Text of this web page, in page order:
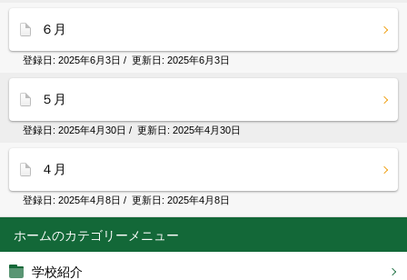
ホーム
学校紹介
６月
登録日: 2025年6月3日 / 更新日: 2025年6月3日
５月
登録日: 2025年4月30日 / 更新日: 2025年4月30日
４月
登録日: 2025年4月8日 / 更新日: 2025年4月8日